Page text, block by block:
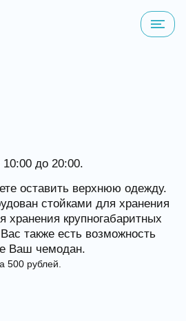
10:00 до 20:00.
оставить верхнюю одежду.
стойками для хранения
хранения крупногабаритных
также есть возможность
Ваш чемодан.
500 рублей.